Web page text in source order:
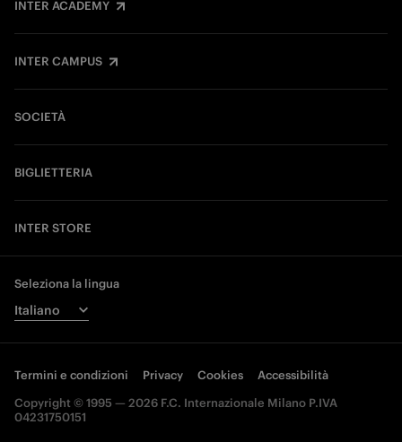
INTER ACADEMY
INTER CAMPUS
SOCIETÀ
BIGLIETTERIA
INTER STORE
Seleziona la lingua
Termini e condizioni Privacy Cookies
Accessibilità
Copyright © 1995 — 2026 F.C. Internazionale Milano P.IVA
04231750151